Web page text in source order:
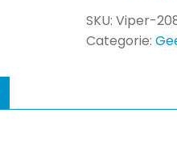
SKU:Viper-
Categorie: